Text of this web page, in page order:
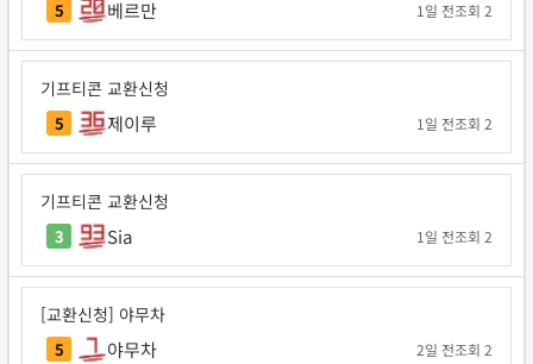
5 베르만 1일 전조회 2
기프티콘 교환신청
5 제이루 1일 전조회 2
기프티콘 교환신청
3 Sia 1일 전조회 2
[교환신청] 야무차
5 야무차 2일 전조회 2